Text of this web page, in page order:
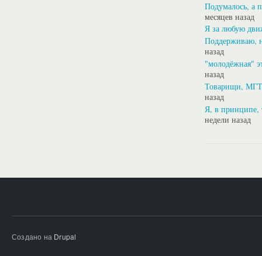
Подумалось, а
месяцев назад
Я за любую
Поддерживаю,
назад
"молодёжная"
назад
Товарищи,
назад
Я, в принципе,
недели назад
Создано на Drupal